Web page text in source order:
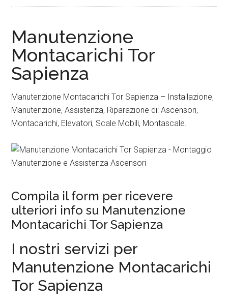
Manutenzione
Montacarichi Tor
Sapienza
Manutenzione Montacarichi Tor Sapienza – Installazione,
Manutenzione, Assistenza, Riparazione di: Ascensori,
Montacarichi, Elevatori, Scale Mobili, Montascale.
Compila il form per ricevere
ulteriori info su Manutenzione
Montacarichi Tor Sapienza
I nostri servizi per
Manutenzione Montacarichi
Tor Sapienza